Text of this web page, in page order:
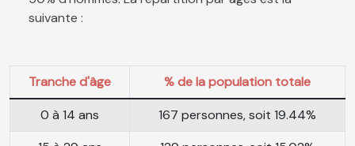
suivante :
Tranche d'âge
% de la population totale
0 à 14 ans
167 personnes, soit 19.44%